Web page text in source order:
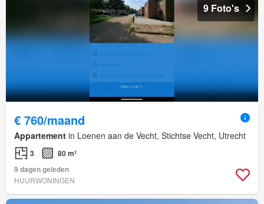
9 Foto's
€ 760/maand
Appartement in Loenen aan de Vecht, Stichtse Vecht, Utrecht
3
80 m²
9 dagen geleden
HUURWONINGEN